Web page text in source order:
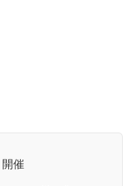
催